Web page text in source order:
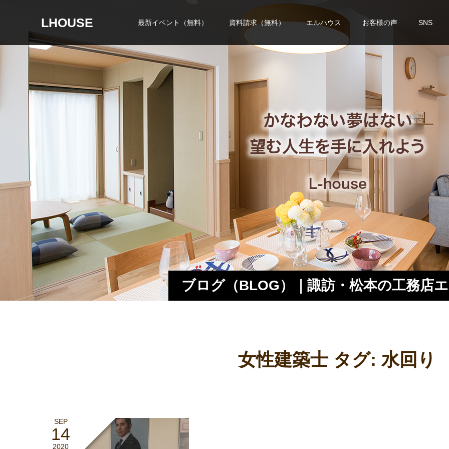
LHOUSE 最新イベント（無料） 資料請求（無料） エルハウス お客様の声 SNS
ブログ（BLOG）｜諏訪・松本の工務店
女性建築士 タグ: 水回り
SEP
14
2020